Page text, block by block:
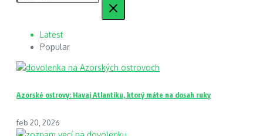
Latest
Popular
Azorské ostrovy: Havaj Atlantiku, ktorý máte na dosah ruky
feb 20, 2026